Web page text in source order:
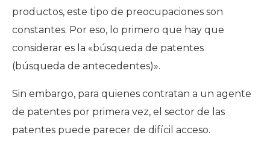
productos, este tipo de preocupaciones son
constantes. Por eso, lo primero que hay que
considerar es la «búsqueda de patentes
(búsqueda de antecedentes)».
Sin embargo, para quienes contratan a un agente
de patentes por primera vez, el sector de las
patentes puede parecer de difícil acceso.